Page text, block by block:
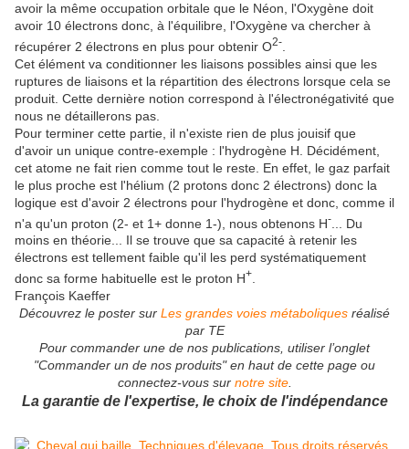
avoir la même occupation orbitale que le Néon, l'Oxygène doit
avoir 10 électrons donc, à l'équilibre, l'Oxygène va chercher à
récupérer 2 électrons en plus pour obtenir O2-
Cet élément va conditionner les liaisons possibles ainsi que les
ruptures de liaisons et la répartition des électrons lorsque cela se
produit. Cette dernière notion correspond à l'électronégativité que
nous ne détaillerons pas.
Pour terminer cette partie, il n'existe rien de plus jouisif que
d'avoir un unique contre-exemple : l'hydrogène H. Décidément,
cet atome ne fait rien comme tout le reste. En effet, le gaz parfait
le plus proche est l'hélium (2 protons donc 2 électrons) donc la
logique est d'avoir 2 électrons pour l'hydrogène et donc, comme il
n'a qu'un proton (2- et 1+ donne 1-), nous obtenons H-
... Du
moins en théorie... Il se trouve que sa capacité à retenir les
électrons est tellement faible qu'il les perd systématiquement
donc sa forme habituelle est le proton H+
François Kaeffer
Découvrez le poster sur Les grandes voies métaboliques réalisé
par TE
Pour commander une de nos publications, utiliser l’onglet
"Commander un de nos produits" en haut de cette page ou
connectez-vous sur notre site.
La garantie de l'expertise, le choix de l'indépendance